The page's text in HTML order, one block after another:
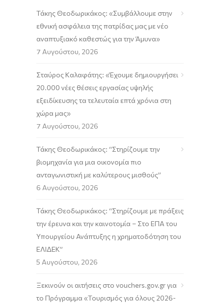
Τάκης Θεοδωρικάκος: «Συμβάλλουμε στην
εθνική ασφάλεια της πατρίδας μας με νέο
αναπτυξιακό καθεστώς για την Άμυνα»
7 Αυγούστου, 2026
Σταύρος Καλαφάτης: «Έχουμε δημιουργήσει
20.000 νέες θέσεις εργασίας υψηλής
εξειδίκευσης τα τελευταία επτά χρόνια στη
χώρα μας»
7 Αυγούστου, 2026
Τάκης Θεοδωρικάκος: “Στηρίζουμε την
βιομηχανία για μια οικονομία πιο
ανταγωνιστική με καλύτερους μισθούς”
6 Αυγούστου, 2026
Τάκης Θεοδωρικάκος: “Στηρίζουμε με πράξεις
την έρευνα και την καινοτομία – Στο ΕΠΑ του
Υπουργείου Ανάπτυξης η χρηματοδότηση του
ΕΛΙΔΕΚ”
5 Αυγούστου, 2026
Ξεκινούν οι αιτήσεις στο vouchers.gov.gr για
το Πρόγραμμα «Τουρισμός για όλους 2026-